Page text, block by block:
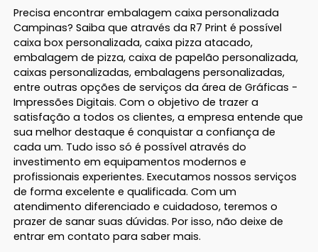
Precisa encontrar embalagem caixa personalizada
Campinas? Saiba que através da R7 Print é possível
caixa box personalizada, caixa pizza atacado,
embalagem de pizza, caixa de papelão personalizada,
caixas personalizadas, embalagens personalizadas,
entre outras opções de serviços da área de Gráficas -
Impressões Digitais. Com o objetivo de trazer a
satisfação a todos os clientes, a empresa entende que
sua melhor destaque é conquistar a confiança de
cada um. Tudo isso só é possível através do
investimento em equipamentos modernos e
profissionais experientes. Executamos nossos serviços
de forma excelente e qualificada. Com um
atendimento diferenciado e cuidadoso, teremos o
prazer de sanar suas dúvidas. Por isso, não deixe de
entrar em contato para saber mais.